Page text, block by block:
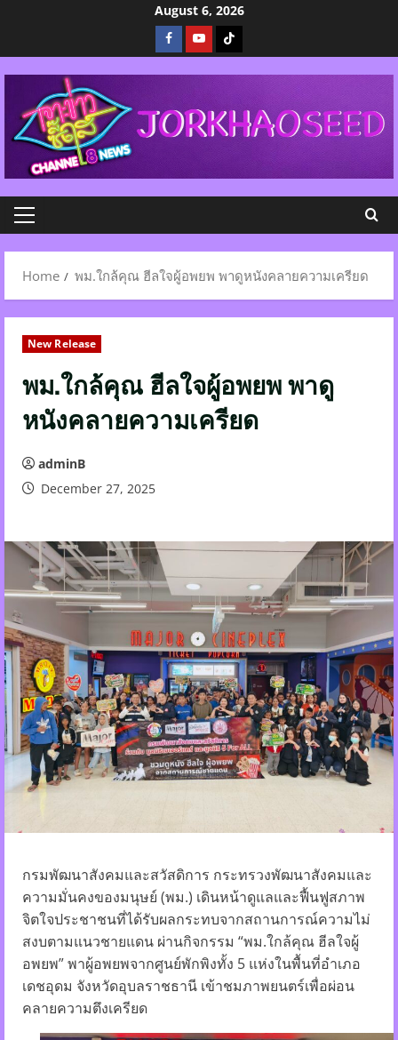
content
August 6, 2026
Facebook
YoutubeTiktok
Primary
Home
พม.ใกล้คุณ ฮีลใจผู้อพยพ พาดูหนังคลายความเครียด
New Release
พม.ใกล้คุณ ฮีลใจผู้อพยพ พาดู
หนังคลายความเครียด
adminB
December 27, 2025
กรมพัฒนาสังคมและสวัสดิการ กระทรวงพัฒนาสังคมและ
ความมั่นคงของมนุษย์ (พม.) เดินหน้าดูแลและฟื้นฟูสภาพ
จิตใจประชาชนที่ได้รับผลกระทบจากสถานการณ์ความไม่
สงบตามแนวชายแดน ผ่านกิจกรรม “พม.ใกล้คุณ ฮีลใจผู้
อพยพ” พาผู้อพยพจากศูนย์พักพิงทั้ง 5 แห่งในพื้นที่อำเภอ
เดชอุดม จังหวัดอุบลราชธานี เข้าชมภาพยนตร์เพื่อผ่อน
คลายความตึงเครียด